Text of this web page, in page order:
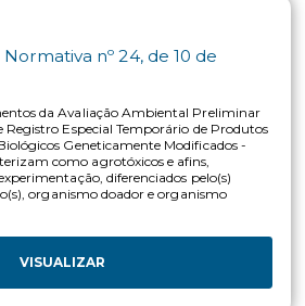
IBAMA_Instrução Normativa
a serem adotados para efeito de
ou afins, segundo definições
4 de janeiro de 2002
VISUALIZAR